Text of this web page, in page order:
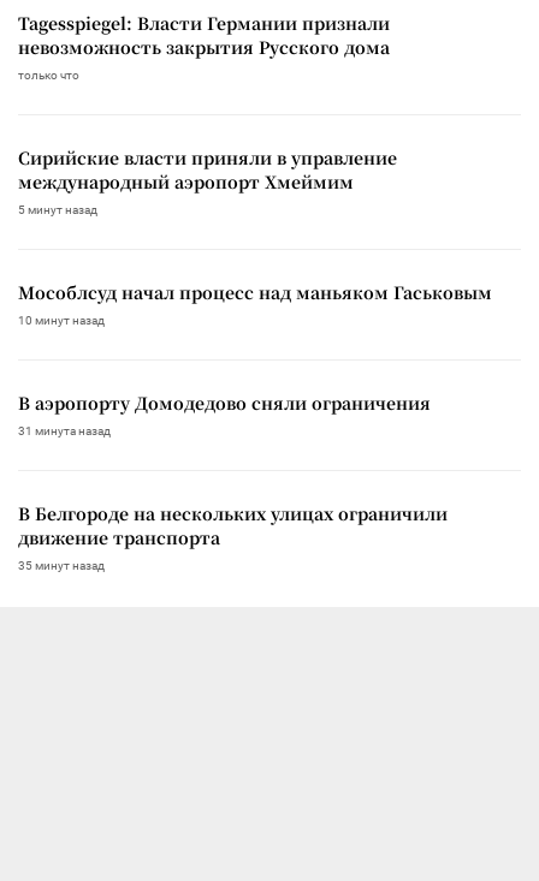
Tagesspiegel: Власти Германии признали
невозможность закрытия Русского дома
только что
Сирийские власти приняли в управление
международный аэропорт Хмеймим
5 минут назад
Мособлсуд начал процесс над маньяком Гаськовым
10 минут назад
В аэропорту Домодедово сняли ограничения
31 минута назад
В Белгороде на нескольких улицах ограничили
движение транспорта
35 минут назад